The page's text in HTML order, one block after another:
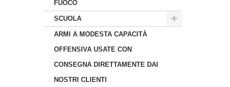
FUOCO
SCUOLA
ARMI A MODESTA CAPACITÀ
OFFENSIVA USATE CON
CONSEGNA DIRETTAMENTE DAI
NOSTRI CLIENTI